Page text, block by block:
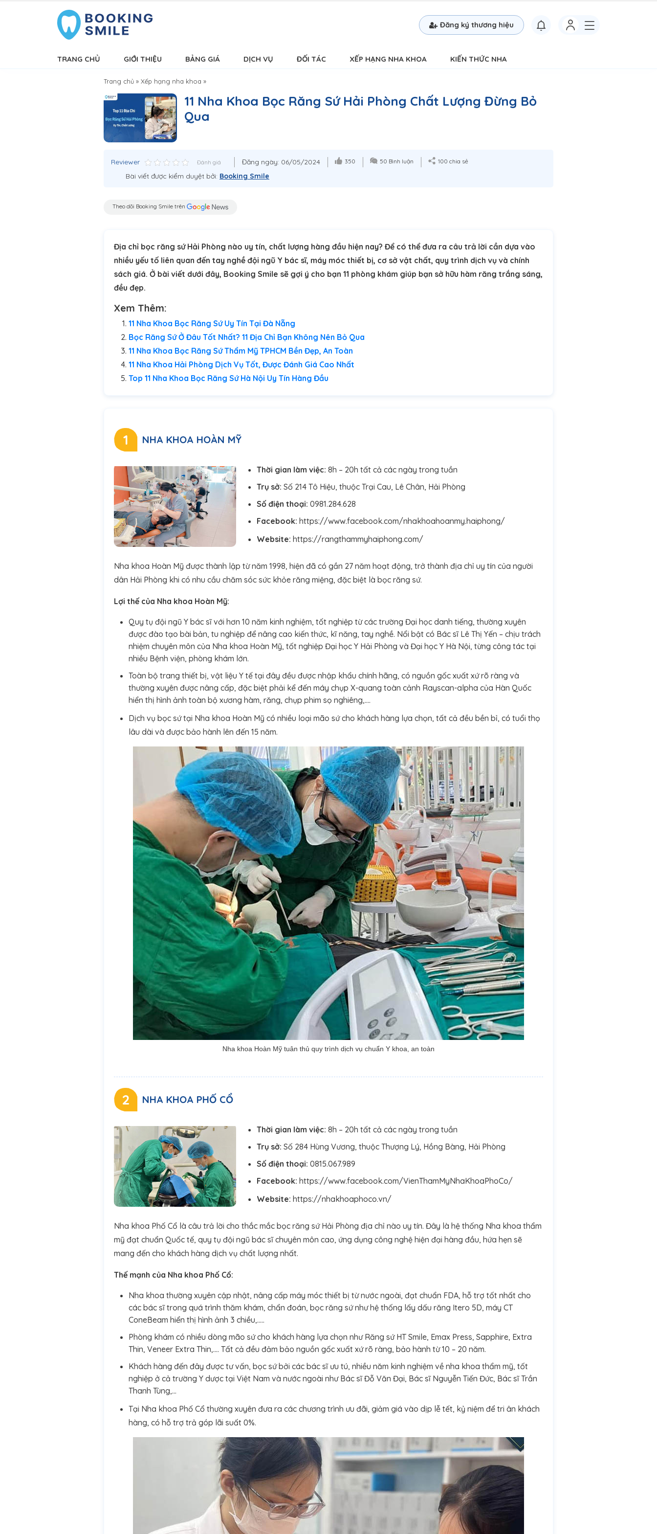
Đăng ký thương hiệu
TRANG CHỦ GIỚI THIỆU BẢNG GIÁ DỊCH VỤ ĐỐI TÁC XẾP HẠNG NHA KHOA KIẾN THỨC NHA
Trang chủ » Xếp hạng nha khoa »
11 Nha Khoa Bọc Răng Sứ Hải Phòng Chất Lượng Đừng Bỏ
Qua
Reviewer Đánh giá Đăng ngày: 06/05/2024 350 50 Bình luận 100 chia sẻ
Bài viết được kiểm duyệt bởi: Booking Smile
Theo dõi Booking Smile trên
Địa chỉ bọc răng sứ Hải Phòng nào uy tín, chất lượng hàng đầu hiện nay? Để có thể đưa ra câu trả lời cần dựa vào
nhiều yếu tố liên quan đến tay nghề đội ngũ Y bác sĩ, máy móc thiết bị, cơ sở vật chất, quy trình dịch vụ và chính
sách giá. Ở bài viết dưới đây, Booking Smile sẽ gợi ý cho bạn 11 phòng khám giúp bạn sở hữu hàm răng trắng sáng,
đều đẹp.
Xem Thêm:
11 Nha Khoa Bọc Răng Sứ Uy Tín Tại Đà Nẵng
Bọc Răng Sứ Ở Đâu Tốt Nhất? 11 Địa Chỉ Bạn Không Nên Bỏ Qua
11 Nha Khoa Bọc Răng Sứ Thẩm Mỹ TPHCM Bền Đẹp, An Toàn
11 Nha Khoa Hải Phòng Dịch Vụ Tốt, Được Đánh Giá Cao Nhất
Top 11 Nha Khoa Bọc Răng Sứ Hà Nội Uy Tín Hàng Đầu
1 NHA KHOA HOÀN MỸ
Thời gian làm việc: 8h – 20h tất cả các ngày trong tuần
Trụ sở: Số 214 Tô Hiệu, thuộc Trại Cau, Lê Chân, Hải Phòng
Số điện thoại: 0981.284.628
Facebook: https://www.facebook.com/nhakhoahoanmy.haiphong/
Website: https://rangthammyhaiphong.com/
Nha khoa Hoàn Mỹ được thành lập từ năm 1998, hiện đã có gần 27 năm hoạt động, trở thành địa chỉ uy tín của người
dân Hải Phòng khi có nhu cầu chăm sóc sức khỏe răng miệng, đặc biệt là bọc răng sứ.
Lợi thế của Nha khoa Hoàn Mỹ:
Quy tụ đội ngũ Y bác sĩ với hơn 10 năm kinh nghiệm, tốt nghiệp từ các trường Đại học danh tiếng, thường xuyên
được đào tạo bài bản, tu nghiệp để nâng cao kiến thức, kĩ năng, tay nghề. Nổi bật có Bác sĩ Lê Thị Yến – chịu trách
nhiệm chuyên môn của Nha khoa Hoàn Mỹ, tốt nghiệp Đại học Y Hải Phòng và Đại học Y Hà Nội, từng công tác tại
nhiều Bệnh viện, phòng khám lớn.
Toàn bộ trang thiết bị, vật liệu Y tế tại đây đều được nhập khẩu chính hãng, có nguồn gốc xuất xứ rõ ràng và
thường xuyên được nâng cấp, đặc biệt phải kể đến máy chụp X-quang toàn cảnh Rayscan-alpha của Hàn Quốc
hiển thị hình ảnh toàn bộ xương hàm, răng, chụp phim sọ nghiêng,….
Dịch vụ bọc sứ tại Nha khoa Hoàn Mỹ có nhiều loại mão sứ cho khách hàng lựa chọn, tất cả đều bền bỉ, có tuổi thọ
lâu dài và được bảo hành lên đến 15 năm.
Nha khoa Hoàn Mỹ tuân thủ quy trình dịch vụ chuẩn Y khoa, an toàn
2 NHA KHOA PHỐ CỔ
Thời gian làm việc: 8h – 20h tất cả các ngày trong tuần
Trụ sở: Số 284 Hùng Vương, thuộc Thượng Lý, Hồng Bàng, Hải Phòng
Số điện thoại: 0815.067.989
Facebook: https://www.facebook.com/VienThamMyNhaKhoaPhoCo/
Website: https://nhakhoaphoco.vn/
Nha khoa Phố Cổ là câu trả lời cho thắc mắc bọc răng sứ Hải Phòng địa chỉ nào uy tín. Đây là hệ thống Nha khoa thẩm
mỹ đạt chuẩn Quốc tế, quy tụ đội ngũ bác sĩ chuyên môn cao, ứng dụng công nghệ hiện đại hàng đầu, hứa hẹn sẽ
mang đến cho khách hàng dịch vụ chất lượng nhất.
Thế mạnh của Nha khoa Phố Cổ:
Nha khoa thường xuyên cập nhật, nâng cấp máy móc thiết bị từ nước ngoài, đạt chuẩn FDA, hỗ trợ tốt nhất cho
các bác sĩ trong quá trình thăm khám, chẩn đoán, bọc răng sứ như hệ thống lấy dấu răng Itero 5D, máy CT
ConeBeam hiển thị hình ảnh 3 chiều,…..
Phòng khám có nhiều dòng mão sứ cho khách hàng lựa chọn như Răng sứ HT Smile, Emax Press, Sapphire, Extra
Thin, Veneer Extra Thin,…. Tất cả đều đảm bảo nguồn gốc xuất xứ rõ ràng, bảo hành từ 10 – 20 năm.
Khách hàng đến đây được tư vấn, bọc sứ bởi các bác sĩ ưu tú, nhiều năm kinh nghiệm về nha khoa thẩm mỹ, tốt
nghiệp ở cả trường Y dược tại Việt Nam và nước ngoài như Bác sĩ Đỗ Văn Đại, Bác sĩ Nguyễn Tiến Đức, Bác sĩ Trần
Thanh Tùng,…
Tại Nha khoa Phố Cổ thường xuyên đưa ra các chương trình ưu đãi, giảm giá vào dịp lễ tết, kỷ niệm để tri ân khách
hàng, có hỗ trợ trả góp lãi suất 0%.